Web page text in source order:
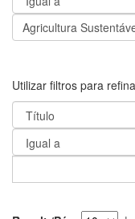
Utilizar filtros para